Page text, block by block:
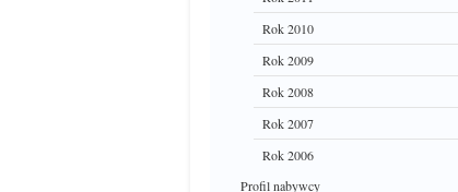
Rok 2010
Rok 2009
Rok 2008
Rok 2007
Rok 2006
Profil nabywcy